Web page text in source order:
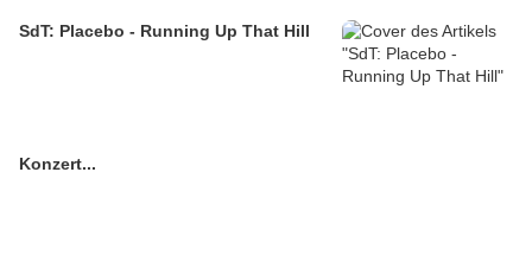
SdT: Placebo - Running Up That Hill
Konzert...